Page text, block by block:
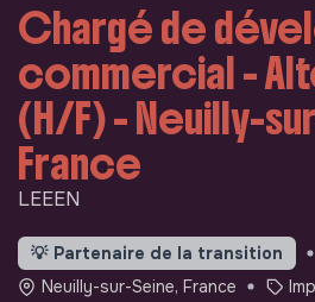
Chargé de
commercial -
(H/F) - Neuilly-
France
LEEEN
💡 Partenaire de la transition
Neuilly-sur-Seine, France